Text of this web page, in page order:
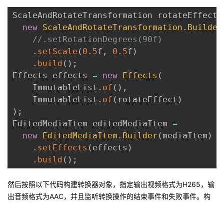
ScaleAndRotateTransformation rotateEffect
new ScaleAndRotateTransformation . Builder
//.setRotationDegrees(90f)
. setScale ( 0.5f , 0.5f )
. build ( ) ;
Effects effects = new Effects (
    ImmutableList
. of ( ) ,
    ImmutableList
. of ( rotateEffect )
) ;
EditedMediaItem editedMediaItem =
new EditedMediaItem . Builder ( mediaItem )
. setEffects ( effects )
. build ( ) ;
然后按照以下代码构建转换器对象，指定输出视频格式为H265，输
出音频格式为AAC，并且监听转换操作的结束事件和失败事件。构